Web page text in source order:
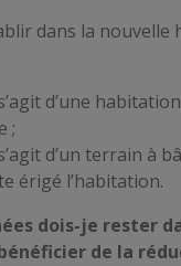
dans la
d’une
;
d’un terrain à
érigé l’habitation.
dois-je rester
de la